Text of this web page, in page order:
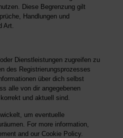
Diese Begrenzung gilt
Handlungen und
Art.
Dienstleistungen zugreifen zu
des Registrierungsprozesses
über dich selbst
alle von dir angegebenen
und aktuell sind.
um eventuelle
For more information,
and our Cookie Policy.